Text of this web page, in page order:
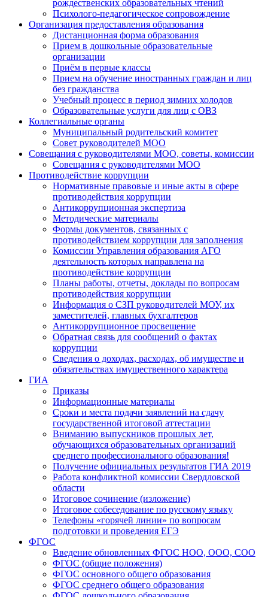
рождественских образовательных чтений
Психолого-педагогическое сопровождение
Организация предоставления образования
Дистанционная форма образования
Прием в дошкольные образовательные
организации
Приём в первые классы
Прием на обучение иностранных граждан и лиц
без гражданства
Учебный процесс в период зимних холодов
Образовательные услуги для лиц с ОВЗ
Коллегиальные органы
Муниципальный родительский комитет
Совет руководителей МОО
Совещания с руководителями МОО, советы, комиссии
Совещания с руководителями МОО
Противодействие коррупции
Нормативные правовые и иные акты в сфере
противодействия коррупции
Антикоррупционная экспертиза
Методические материалы
Формы документов, связанных с
противодействием коррупции для заполнения
Комиссии Управления образования АГО
деятельность которых направлена на
противодействие коррупции
Планы работы, отчеты, доклады по вопросам
противодействия коррупции
Информация о СЗП руководителей МОУ, их
заместителей, главных бухгалтеров
Антикоррупционное просвещение
Обратная связь для сообщений о фактах
коррупции
Сведения о доходах, расходах, об имуществе и
обязательствах имущественного характера
ГИА
Приказы
Информационные материалы
Сроки и места подачи заявлений на сдачу
государственной итоговой аттестации
Вниманию выпускников прошлых лет,
обучающихся образовательных организаций
среднего профессионального образования!
Получение официальных результатов ГИА 2019
Работа конфликтной комиссии Свердловской
области
Итоговое сочинение (изложение)
Итоговое собеседование по русскому языку
Телефоны «горячей линии» по вопросам
подготовки и проведения ЕГЭ
ФГОС
Введение обновленных ФГОС НОО, ООО, СОО
ФГОС (общие положения)
ФГОС основного общего образования
ФГОС среднего общего образования